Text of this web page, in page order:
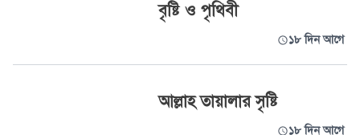
বৃষ্টি ও পৃথিবী
১৮ দিন আগে
আল্লাহ তায়ালার সৃষ্টি
১৮ দিন আগে